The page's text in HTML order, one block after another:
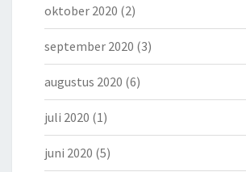
oktober 2020 (2)
september 2020 (3)
augustus 2020 (6)
juli 2020 (1)
juni 2020 (5)